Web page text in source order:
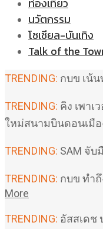
ท่องเที่ยว
นวัตกรรม
โซเชียล-บันเทิง
Talk of the
TRENDING: กบข เน้น
TRENDING: คิง เพาเ
ใหม่สนามบินดอนเมือ
TRENDING: SAM จับ
TRENDING: กบข ทำ
More
TRENDING: อัสสเดช